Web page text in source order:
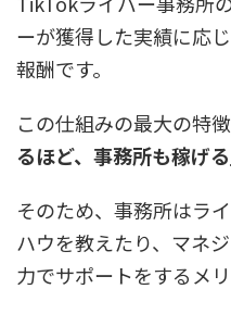
ーが獲得した実績に応
報酬です。
この仕組みの最大の特徴
るほど、事務所も稼げる
そのため、事務所はラ
ハウを教えたり、マネ
力でサポートをするメ